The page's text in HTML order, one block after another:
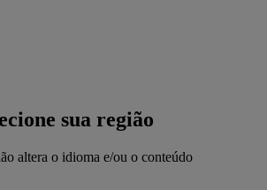
sua região
altera o idioma e/ou o conteúdo